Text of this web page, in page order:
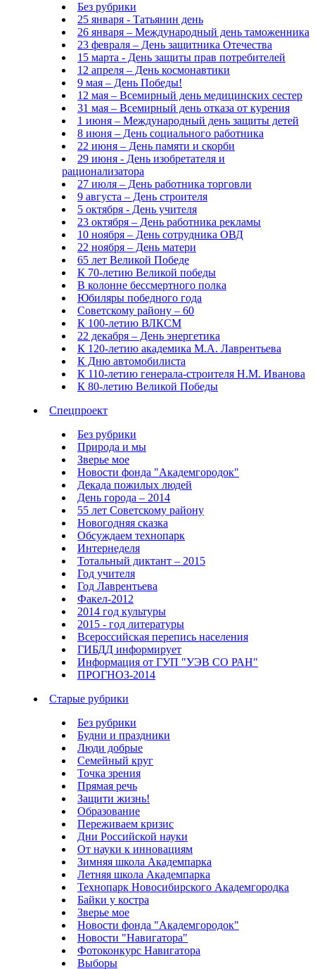
Без рубрики
25 января - Татьянин день
26 января – Международный день таможенника
23 февраля – День защитника Отечества
15 марта - День защиты прав потребителей
12 апреля – День космонавтики
9 мая – День Победы!
12 мая – Всемирный день медицинских сестер
31 мая – Всемирный день отказа от курения
1 июня – Международный день защиты детей
8 июня – День социального работника
22 июня – День памяти и скорби
29 июня - День изобретателя и
рационализатора
27 июля – День работника торговли
9 августа – День строителя
5 октября - День учителя
23 октября – День работника рекламы
10 ноября – День сотрудника ОВД
22 ноября – День матери
65 лет Великой Победе
К 70-летию Великой победы
В колонне бессмертного полка
Юбиляры победного года
Советскому району – 60
К 100-летию ВЛКСМ
22 декабря – День энергетика
К 120-летию академика М.А. Лаврентьева
К Дню автомобилиста
К 110-летию генерала-строителя Н.М. Иванова
К 80-летию Великой Победы
Спецпроект
Без рубрики
Природа и мы
Зверье мое
Новости фонда "Академгородок"
Декада пожилых людей
День города – 2014
55 лет Советскому району
Новогодняя сказка
Обсуждаем технопарк
Интернеделя
Тотальный диктант – 2015
Год учителя
Год Лаврентьева
Факел-2012
2014 год культуры
2015 - год литературы
Всероссийская перепись населения
ГИБДД информирует
Информация от ГУП "УЭВ СО РАН"
ПРОГНОЗ-2014
Старые рубрики
Без рубрики
Будни и праздники
Люди добрые
Семейный круг
Точка зрения
Прямая речь
Защити жизнь!
Образование
Переживаем кризис
Дни Российской науки
От науки к инновациям
Зимняя школа Академпарка
Летняя школа Академпарка
Технопарк Новосибирского Академгородка
Байки у костра
Зверье мое
Новости фонда "Академгородок"
Новости "Навигатора"
Фотоконкурс Навигатора
Выборы